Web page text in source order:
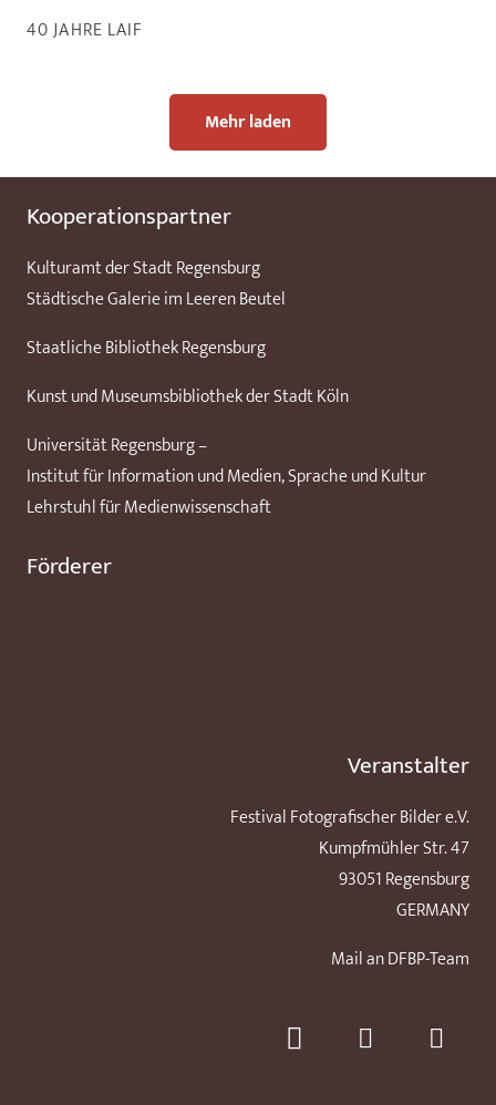
40 JAHRE LAIF
Mehr laden
Kooperationspartner
Kulturamt der Stadt Regensburg
Städtische Galerie im Leeren Beutel
Staatliche Bibliothek Regensburg
Kunst und Museumsbibliothek der Stadt Köln
Universität Regensburg –
Institut für Information und Medien, Sprache und Kultur
Lehrstuhl für Medienwissenschaft
Förderer
Veranstalter
Festival Fotografischer Bilder e.V.
Kumpfmühler Str. 47
93051 Regensburg
GERMANY
Mail an DFBP-Team